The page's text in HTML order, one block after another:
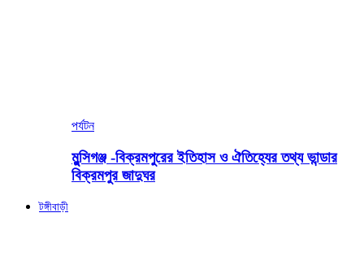
পর্যটন
মুন্সিগঞ্জ -বিক্রমপুরের ইতিহাস ও ঐতিহ্যের তথ্য ভান্ডার
বিক্রমপুর জাদুঘর
টঙ্গীবাড়ী